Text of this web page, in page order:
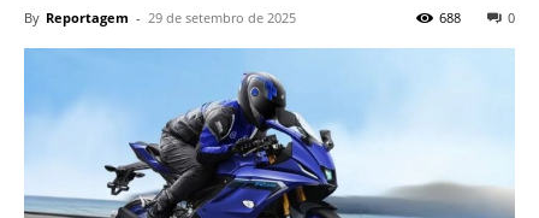
By Reportagem - 29 de setembro de 2025 0
688